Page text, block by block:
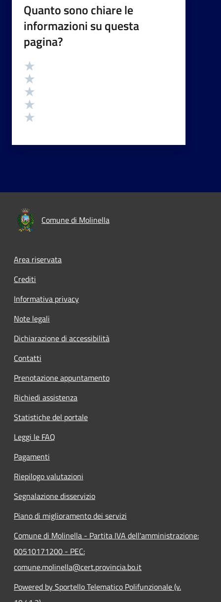
Quanto sono chiare le
informazioni su questa
pagina?
Valutazione
Comune di Molinella
Area riservata
Crediti
Informativa privacy
Note legali
Dichiarazione di accessibilità
Contatti
Prenotazione appuntamento
Richiedi assistenza
Statistiche del portale
Leggi le FAQ
Pagamenti
Riepilogo valutazioni
Segnalazione disservizio
Piano di miglioramento dei servizi
Comune di Molinella - Partita IVA dell'amministrazione:
00510171200 - PEC:
comune.molinella@cert.provincia.bo.it
Powered by Sportello Telematico Polifunzionale (v.